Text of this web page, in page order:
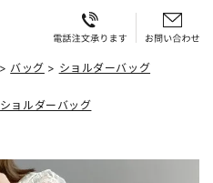
バッグ
ショルダーバッグ
ショルダーバッグ